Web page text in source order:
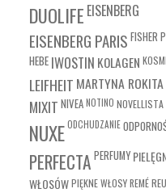
DUOLIFE EISENBERG
EISENBERG PARIS FISHER
HEBE IWOSTIN KOLAGEN
LEIFHEIT MARTYNA ROKITA
MIXIT NIVEANOTINO NOVELLISTA
NUXEODCHUDZANIE
PERFECTA PERFUMY
WŁOSÓWPIĘKNE WŁOSYREMÉ